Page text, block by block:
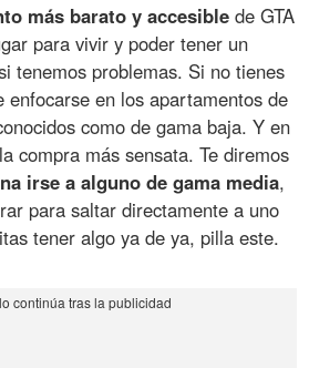
más barato y accesible de GTA
para vivir y poder tener un
tenemos problemas. Si no tienes
enfocarse en los apartamentos de
como de gama baja. Y en
compra más sensata. Te diremos
irse a alguno de gama media,
para saltar directamente a uno
tener algo ya de ya, pilla este.